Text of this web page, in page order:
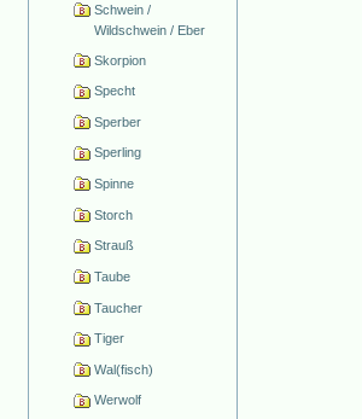
Schwein /
Wildschwein / Eber
Skorpion
Specht
Sperber
Sperling
Spinne
Storch
Strauß
Taube
Taucher
Tiger
Wal(fisch)
Werwolf